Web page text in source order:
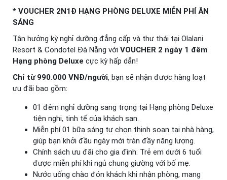
* VOUCHER 2N1Đ HẠNG PHÒNG DELUXE MIỄN PHÍ ĂN
SÁNG
Tận hưởng kỳ nghỉ dưỡng đẳng cấp và thư thái tại Olalani
Resort & Condotel Đà Nẵng với VOUCHER 2 ngày 1 đêm
Hạng phòng Deluxe cực kỳ hấp dẫn!
Chỉ từ 990.000 VNĐ/người, bạn sẽ nhận được hàng loạt
ưu đãi bao gồm:
01 đêm nghỉ dưỡng sang trọng tại Hạng phòng Deluxe
tiện nghi, tinh tế của khách sạn.
Miễn phí 01 bữa sáng tự chọn thịnh soạn tại nhà hàng,
giúp bạn khởi đầu ngày mới tràn đầy năng lượng.
Chính sách ưu đãi cho gia đình: Trẻ em dưới 6 tuổi
được miễn phí khi ngủ chung giường với bố mẹ.
Nước uống chào đón khách khi nhận phòng, mang